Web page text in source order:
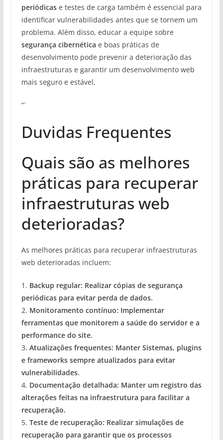
periódicase testes de carga também é essencial para
identificar vulnerabilidades antes que se tornem um
problema. Além disso, educar a equipe sobre
segurança cibernética e boas práticas de
desenvolvimento pode prevenir a deterioração das
infraestruturas e garantir um desenvolvimento web
mais seguro e estável.
“`
Duvidas Frequentes
Quais são as melhores
práticas para recuperar
infraestruturas web
deterioradas?
As melhores práticas para recuperar infraestruturas
web deterioradas incluem:
1. Backup regular: Realizar cópias de segurança
periódicas para evitar perda de dados.
2. Monitoramento contínuo: Implementar
ferramentas que monitorem a saúde do servidor e a
performance do site.
3. Atualizações frequentes: Manter Sistemas, plugins
e frameworks sempre atualizados para evitar
vulnerabilidades.
4. Documentação detalhada: Manter um registro das
alterações feitas na infraestrutura para facilitar a
recuperação.
5. Teste de recuperação: Realizar simulações de
recuperação para garantir que os processos